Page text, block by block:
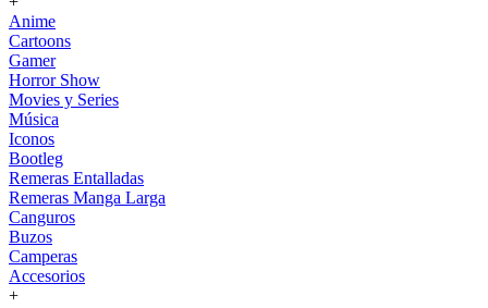
Anime
Cartoons
Gamer
Horror Show
Movies y Series
Música
Iconos
Bootleg
Remeras Entalladas
Remeras Manga Larga
Canguros
Buzos
Camperas
Accesorios
+